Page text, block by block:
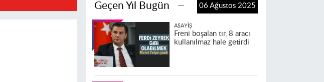
Geçen Yıl Bugün 06 Ağustos 2025
ASAYIŞ
Freni boşalan tır, 8 aracı
kullanılmaz hale getirdi